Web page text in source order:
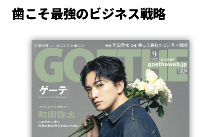
歯こそ最強のビジネス戦略